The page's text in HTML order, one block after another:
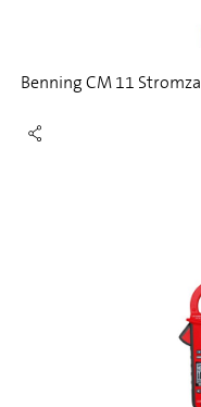
Benning CM 11